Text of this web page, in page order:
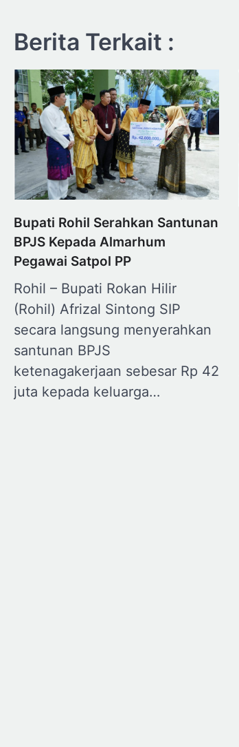
Berita Terkait :
Bupati Rohil Serahkan Santunan
BPJS Kepada Almarhum
Pegawai Satpol PP
Rohil – Bupati Rokan Hilir
(Rohil) Afrizal Sintong SIP
secara langsung menyerahkan
santunan BPJS
ketenagakerjaan sebesar Rp 42
juta kepada keluarga…